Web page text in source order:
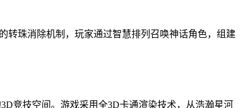
转珠消除机制，玩家通过智慧排列召唤神话角色，组建
竞技空间。游戏采用全3D卡通渲染技术，从浩瀚星河